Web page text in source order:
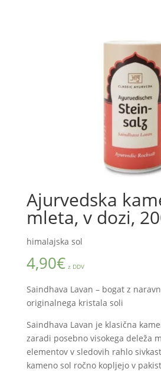
Ajurvedska
mleta, v dozi,
himalajska sol
4,90€ z DDV
Saindhava Lavan – bogat z
originalnega kristala soli
Saindhava Lavan je klasična
zaradi posebno visokega deleža
elementov v sledovih rahlo
kameno sol ročno kopljejo v